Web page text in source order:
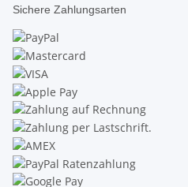
Sichere Zahlungsarten